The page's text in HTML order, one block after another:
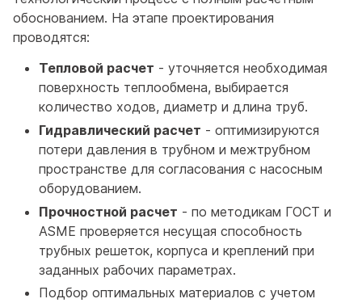
обоснованием. На этапе проектирования
проводятся:
Тепловой расчет - уточняется необходимая
поверхность теплообмена, выбирается
количество ходов, диаметр и длина труб.
Гидравлический расчет - оптимизируются
потери давления в трубном и межтрубном
пространстве для согласования с насосным
оборудованием.
Прочностной расчет - по методикам ГОСТ и
ASME проверяется несущая способность
трубных решеток, корпуса и креплений при
заданных рабочих параметрах.
Подбор оптимальных материалов с учетом